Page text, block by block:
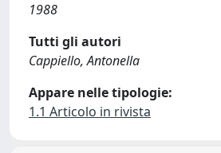
1988
Tutti gli autori
Cappiello, Antonella
Appare nelle tipologie:
1.1 Articolo in rivista